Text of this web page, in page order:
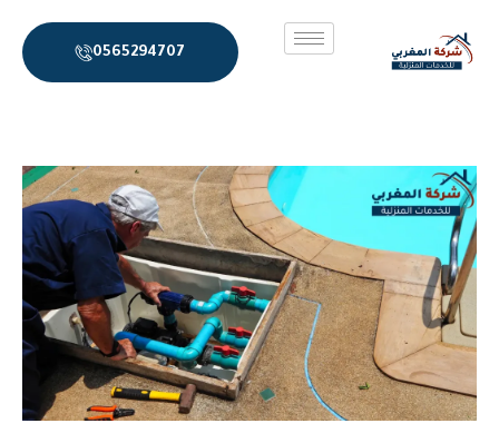
المحتوى
0565294707